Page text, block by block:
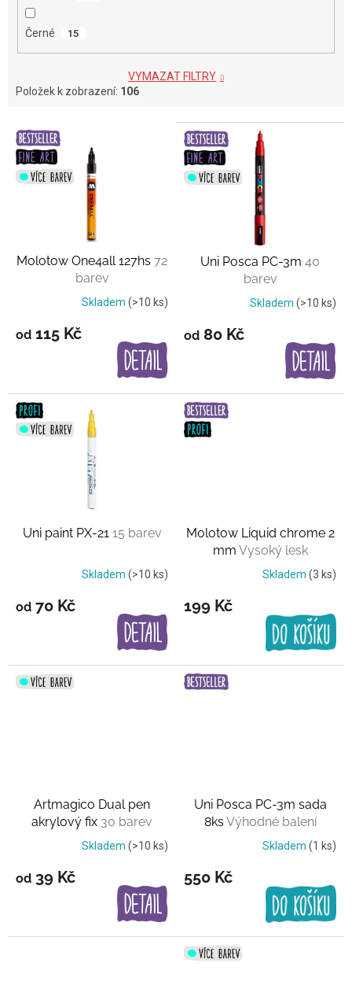
Černé 15
VYMAZAT FILTRY
Položek k zobrazení: 106
V
p
ů
Molotow One4all 127hs 72
barev
Skladem (>10 ks)
od 115 Kč
Uni Posca PC-3m 40
barev
Skladem (>10 ks)
od 80 Kč
Uni paint PX-21 15 barev
Skladem (>10 ks)
od 70 Kč
Molotow Liquid chrome 2
mm Vysoký lesk
Skladem (3 ks)
199 Kč
Artmagico Dual pen
akrylový fix 30 barev
Skladem (>10 ks)
od 39 Kč
Uni Posca PC-3m sada
8ks Výhodné balení
Skladem (1 ks)
550 Kč